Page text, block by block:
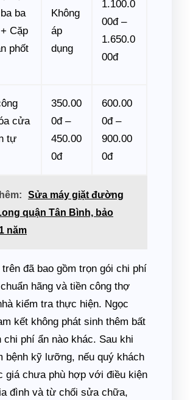
ba
Cặp
phốt
Không
áp
dụng
1.100.0
00đ –
1.650.0
00đ
cửa
tự
350.00
0đ –
450.00
0đ
600.00
0đ –
900.00
0đ
Sửa máy giặt đường
quận Tân Bình, bảo
năm
trên đã bao gồm trọn gói chi phí
hãng và tiền công thợ
kiểm tra thực hiện. Ngọc
kết không phát sinh thêm bất
chi phí ẩn nào khác. Sau khi
bệnh kỹ lưỡng, nếu quý khách
giá chưa phù hợp với điều kiện
đình và từ chối sửa chữa,